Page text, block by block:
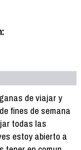
de viajar y
fines de semana
todas las
estoy abierto a